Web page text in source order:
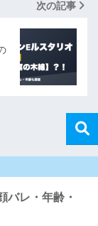
次の記事
バレ・年齢・